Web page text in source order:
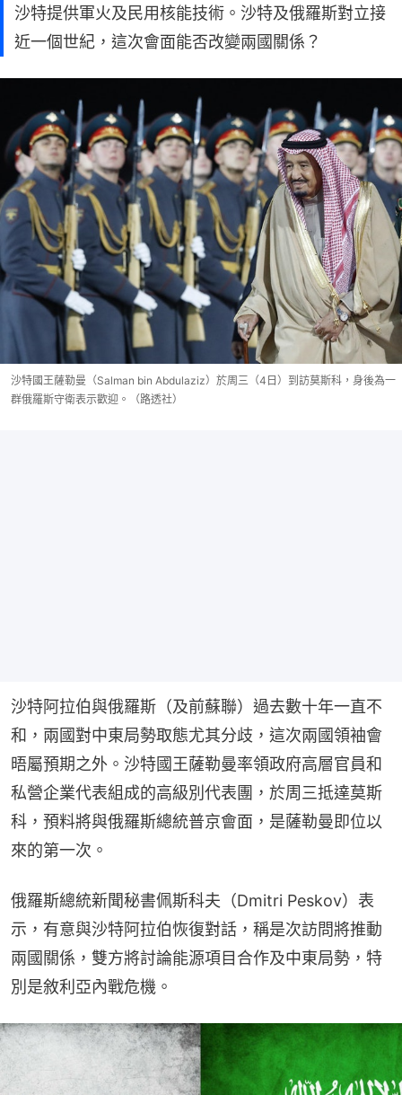
沙特提供軍火及民用核能技術。沙特及俄羅斯對立接
近一個世紀，這次會面能否改變兩國關係？
沙特國王薩勒曼（Salman bin Abdulaziz）於周三（4日）到訪莫斯科，身後為一
群俄羅斯守衛表示歡迎。（路透社）
沙特阿拉伯與俄羅斯（及前蘇聯）過去數十年一直不
和，兩國對中東局勢取態尤其分歧，這次兩國領袖會
晤屬預期之外。沙特國王薩勒曼率領政府高層官員和
私營企業代表組成的高級別代表團，於周三抵達莫斯
科，預料將與俄羅斯總統普京會面，是薩勒曼即位以
來的第一次。
俄羅斯總統新聞秘書佩斯科夫（Dmitri Peskov）表
示，有意與沙特阿拉伯恢復對話，稱是次訪問將推動
兩國關係，雙方將討論能源項目合作及中東局勢，特
別是敘利亞內戰危機。